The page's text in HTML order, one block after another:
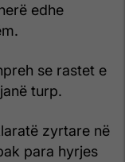
edhe
se rastet e
turp.
zyrtare në
para hyrjes